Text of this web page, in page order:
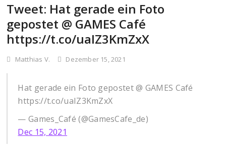
Tweet: Hat gerade ein Foto
gepostet @ GAMES Café
https://t.co/uaIZ3KmZxX
Matthias V. Dezember 15, 2021
Hat gerade ein Foto gepostet @ GAMES Café
https://t.co/uaIZ3KmZxX
— Games_Café (@GamesCafe_de)
Dec 15, 2021